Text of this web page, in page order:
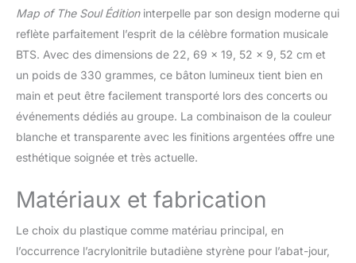
Map of The Soul Éditioninterpelle par son design moderne qui
reflète parfaitement l’esprit de la célèbre formation musicale
BTS. Avec des dimensions de 22, 69 x 19, 52 x 9, 52 cm et
un poids de 330 grammes, ce bâton lumineux tient bien en
main et peut être facilement transporté lors des concerts ou
événements dédiés au groupe. La combinaison de la couleur
blanche et transparente avec les finitions argentées offre une
esthétique soignée et très actuelle.
Matériaux et fabrication
Le choix du plastique comme matériau principal, en
l’occurrence l’acrylonitrile butadiène styrène pour l’abat-jour,